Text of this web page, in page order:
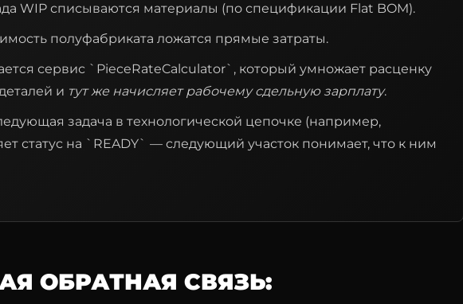
WIP списываются материалы (по спецификации Flat BOM).
полуфабриката ложатся прямые затраты.
сервис `PieceRateCalculator`, который умножает расценку
и тут же начисляет рабочему сдельную зарплату.
задача в технологической цепочке (например,
статус на `READY` — следующий участок понимает, что к ним
ОБРАТНАЯ СВЯЗЬ: